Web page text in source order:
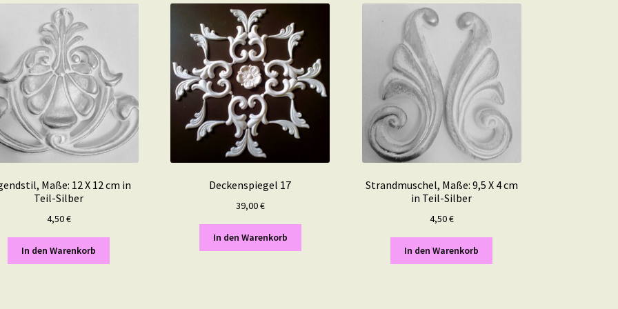
Maße: 12 X 12 cm in
Teil-Silber
4,50€
In den Warenkorb
Deckenspiegel 17
39,00€
In den Warenkorb
Strandmuschel, Maße: 9,5 X 4 cm
in Teil-Silber
4,50€
In den Warenkorb